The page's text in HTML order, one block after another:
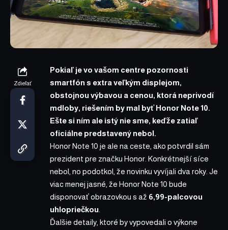
Zdieľať
Pokiaľ je vo vašom centre pozornosti
smartfón s extra veľkým displejom,
obstojnou výbavou a cenou, ktorá neprivodí
mdloby, riešením by mal byť Honor Note 10.
Ešte si ním ale istý nie sme, keďže zatiaľ
oficiálne predstavený nebol.
Honor Note 10 je ale na ceste, ako potvrdil sám
prezident pre značku Honor . Konkrétnejší síce
nebol, no podotkol, že novinku vyvíjali dva roky. Je
viac menej jasné, že Honor Note 10 bude
disponovať obrazovkou s až 6,99-palcovou
uhlopriečkou
Ďalšie detaily, ktoré by vypovedali o výkone